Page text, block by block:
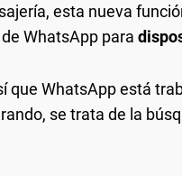
esta nueva
WhatsApp para
que WhatsApp está
se trata de la